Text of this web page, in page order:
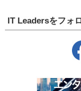
IT Leadersをフォ